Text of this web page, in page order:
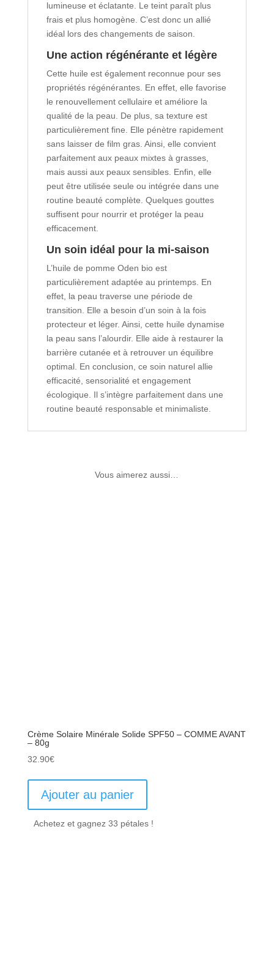
lumineuse et éclatante. Le teint paraît plus
frais et plus homogène. C’est donc un allié
idéal lors des changements de saison.
Une action régénérante et légère
Cette huile est également reconnue pour ses
propriétés régénérantes. En effet, elle favorise
le renouvellement cellulaire et améliore la
qualité de la peau. De plus, sa texture est
particulièrement fine. Elle pénètre rapidement
sans laisser de film gras. Ainsi, elle convient
parfaitement aux peaux mixtes à grasses,
mais aussi aux peaux sensibles. Enfin, elle
peut être utilisée seule ou intégrée dans une
routine beauté complète. Quelques gouttes
suffisent pour nourrir et protéger la peau
efficacement.
Un soin idéal pour la mi-saison
L’huile de pomme Oden bio est
particulièrement adaptée au printemps. En
effet, la peau traverse une période de
transition. Elle a besoin d’un soin à la fois
protecteur et léger. Ainsi, cette huile dynamise
la peau sans l’alourdir. Elle aide à restaurer la
barrière cutanée et à retrouver un équilibre
optimal. En conclusion, ce soin naturel allie
efficacité, sensorialité et engagement
écologique. Il s’intègre parfaitement dans une
routine beauté responsable et minimaliste.
Vous aimerez aussi…
Crème Solaire Minérale Solide SPF50 – COMME AVANT
– 80g
32.90€
Ajouter au panier
Achetez et gagnez 33 pétales !